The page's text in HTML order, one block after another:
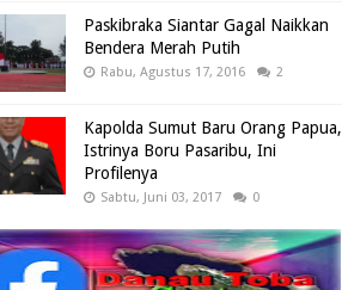
Paskibraka Siantar Gagal Naikkan
Bendera Merah Putih
Rabu, Agustus 17, 2016 2
Kapolda Sumut Baru Orang Papua,
Istrinya Boru Pasaribu, Ini
Profilenya
Sabtu, Juni 03, 2017 0